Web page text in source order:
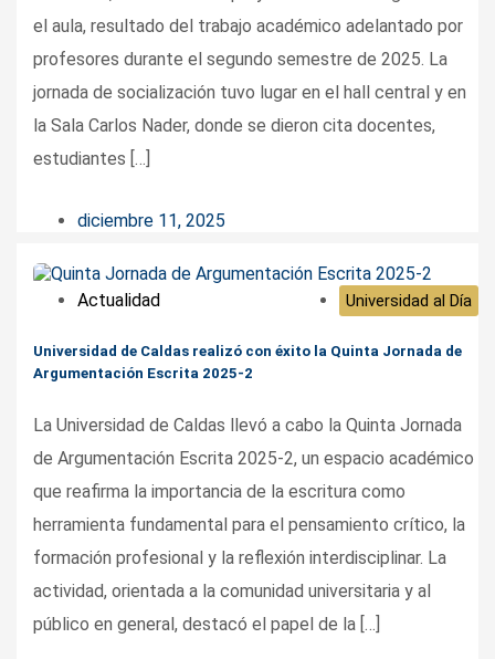
el aula, resultado del trabajo académico adelantado por
profesores durante el segundo semestre de 2025. La
jornada de socialización tuvo lugar en el hall central y en
la Sala Carlos Nader, donde se dieron cita docentes,
estudiantes […]
diciembre 11, 2025
Actualidad Universidad al Día
Universidad de Caldas realizó con éxito la Quinta Jornada de
Argumentación Escrita 2025-2
La Universidad de Caldas llevó a cabo la Quinta Jornada
de Argumentación Escrita 2025-2, un espacio académico
que reafirma la importancia de la escritura como
herramienta fundamental para el pensamiento crítico, la
formación profesional y la reflexión interdisciplinar. La
actividad, orientada a la comunidad universitaria y al
público en general, destacó el papel de la […]